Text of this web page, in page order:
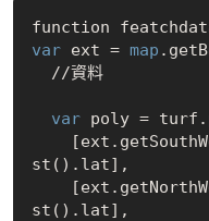
var ext = map
var poly = turf.
st().lat],
st().lat],